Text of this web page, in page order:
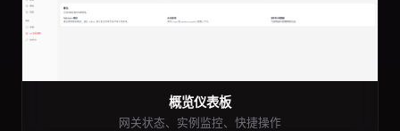
概览仪表板
网关状态、实例监控、快捷操作